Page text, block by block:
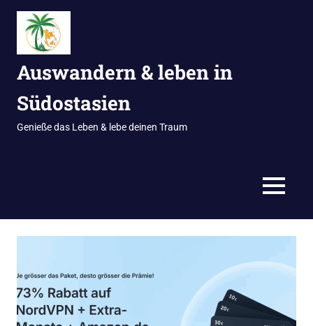
Zum
Inhalt
springen
Auswandern & leben in
Südostasien
Genieße das Leben & lebe deinen Traum
MENÜ